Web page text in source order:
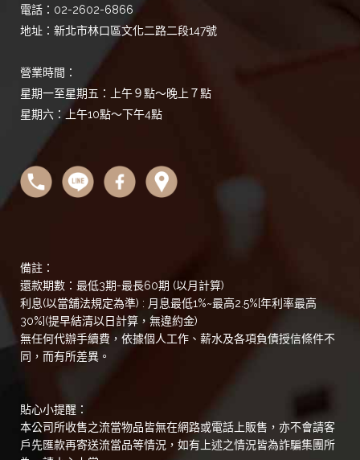
電話：02-2602-6866
地址：新北市林口區文化二路二段147號
營業時間：
星期一至星期五：上午９點～晚上７點
星期六：上午10點～下午4點
備註：
還款期數：最低3期-最長60期 (以月計算)
利息(以當舖法規定為準) : 月息最低1%~最高2.5%[年利率最高
30%](提早結清以日計算，無違約金)
無任何代辦手續費，依據個人工作、薪水及各項負債授信條件不
同，而有所差異。
貼心小提醒：
本公司所收售之流當物品皆無在網路或電話上販售，亦不會請客
戶先匯款再寄送流當品等情況，如有上述之情況皆為詐騙集團所